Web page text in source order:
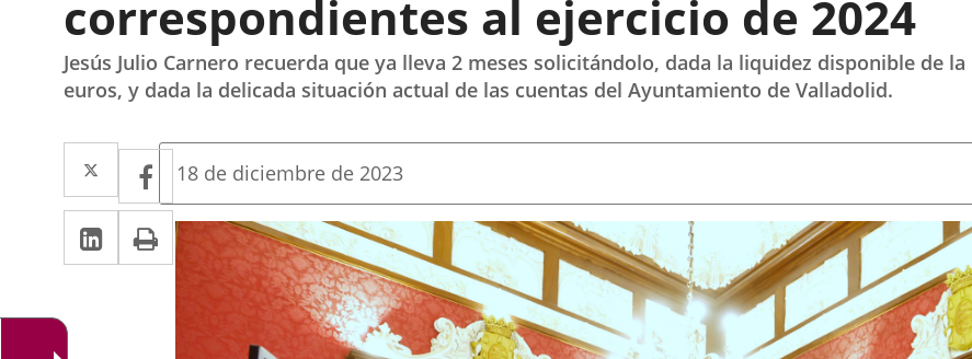
correspondientes al ejercicio de 2024
Jesús Julio Carnero recuerda que ya lleva 2 meses solicitándolo, dada la liquidez disponible de
euros, y dada la delicada situación actual de las cuentas del Ayuntamiento de Valladolid.
Twitter
Enlace
a
una
aplicación
Facebook
Enlace
a
una
aplicación
externa.
LinkedIn
Enlace
a
aplicación
Imprimir
Fecha
la
noticia
18 de diciembre de 2023